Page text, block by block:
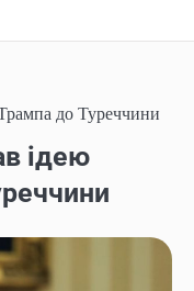
до Туреччини
ідею